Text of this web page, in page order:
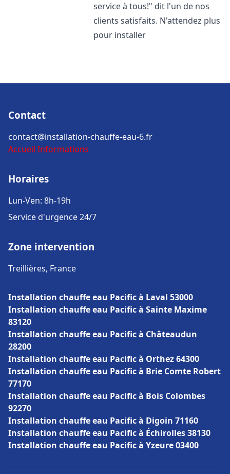
service à tous!" dit l'un de nos
clients satisfaits. N'attendez plus
pour installer
Contact
contact@installation-chauffe-eau-6.fr
Accueil Informations
Horaires
Lun-Ven: 8h-19h
Service d'urgence 24/7
Zone intervention
Treillières, France
Installation chauffe eau Pacific à Laval 53000
Installation chauffe eau Pacific à Sainte Maxime
83120
Installation chauffe eau Pacific à Châteaudun
28200
Installation chauffe eau Pacific à Orthez 64300
Installation chauffe eau Pacific à Brie Comte Robert
77170
Installation chauffe eau Pacific à Bois Colombes
92270
Installation chauffe eau Pacific à Digoin 71160
Installation chauffe eau Pacific à Échirolles 38130
Installation chauffe eau Pacific à Yzeure 03400